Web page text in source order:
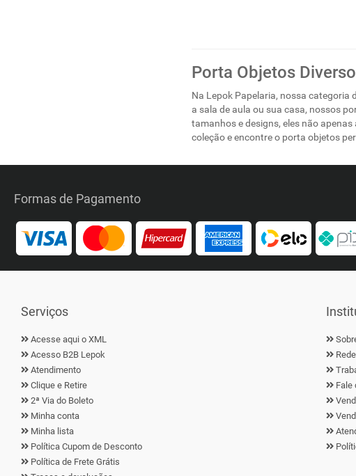
Porta Objetos
Na Lepok Papelaria, nossa categoria
a sala de aula ou sua casa, nossos
tamanhos e designs, eles não
coleção e encontre o porta objetos
Formas de Pagamento
Serviços
Acesse aqui o XML
Acesso B2B Lepok
Atendimento
Clique e Retire
2ª Via do Boleto
Minha conta
Minha lista
Política Cupom de Desconto
Política de Frete Grátis
Fale